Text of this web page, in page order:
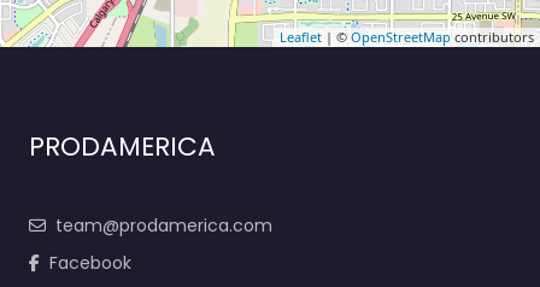
Leaflet | ©OpenStreetMapcontributors
PRODAMERICA
team@prodamerica.com
Facebook